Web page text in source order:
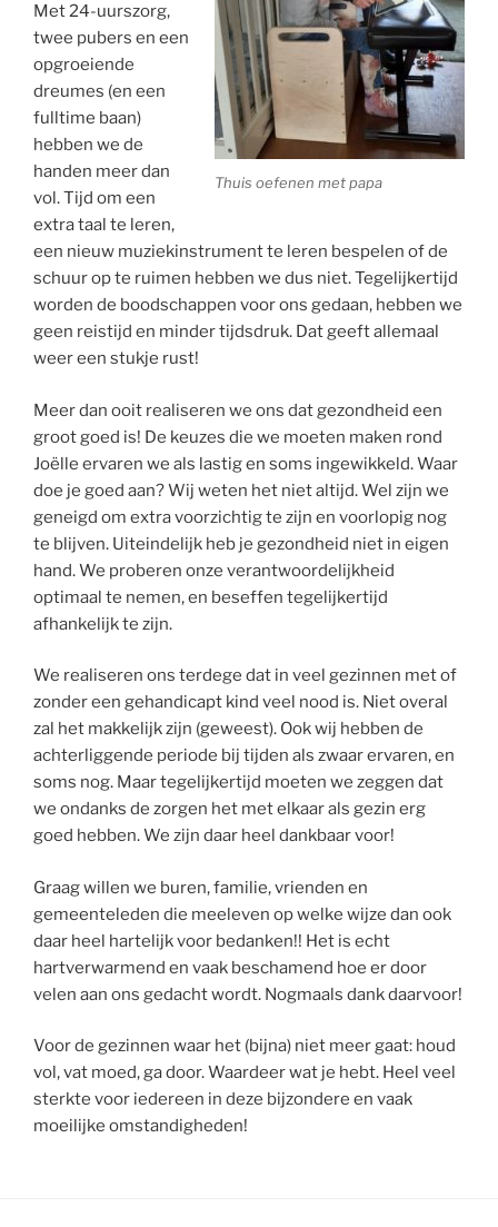
Thuis oefenen met papa
Met 24-uurszorg,
twee pubers en een
opgroeiende
dreumes (en een
fulltime baan)
hebben we de
handen meer dan
vol. Tijd om een
extra taal te leren,
een nieuw muziekinstrument te leren bespelen of de
schuur op te ruimen hebben we dus niet. Tegelijkertijd
worden de boodschappen voor ons gedaan, hebben we
geen reistijd en minder tijdsdruk. Dat geeft allemaal
weer een stukje rust!
Meer dan ooit realiseren we ons dat gezondheid een
groot goed is! De keuzes die we moeten maken rond
Joëlle ervaren we als lastig en soms ingewikkeld. Waar
doe je goed aan? Wij weten het niet altijd. Wel zijn we
geneigd om extra voorzichtig te zijn en voorlopig nog
te blijven. Uiteindelijk heb je gezondheid niet in eigen
hand. We proberen onze verantwoordelijkheid
optimaal te nemen, en beseffen tegelijkertijd
afhankelijk te zijn.
We realiseren ons terdege dat in veel gezinnen met of
zonder een gehandicapt kind veel nood is. Niet overal
zal het makkelijk zijn (geweest). Ook wij hebben de
achterliggende periode bij tijden als zwaar ervaren, en
soms nog. Maar tegelijkertijd moeten we zeggen dat
we ondanks de zorgen het met elkaar als gezin erg
goed hebben. We zijn daar heel dankbaar voor!
Graag willen we buren, familie, vrienden en
gemeenteleden die meeleven op welke wijze dan ook
daar heel hartelijk voor bedanken!! Het is echt
hartverwarmend en vaak beschamend hoe er door
velen aan ons gedacht wordt. Nogmaals dank daarvoor!
Voor de gezinnen waar het (bijna) niet meer gaat: houd
vol, vat moed, ga door. Waardeer wat je hebt. Heel veel
sterkte voor iedereen in deze bijzondere en vaak
moeilijke omstandigheden!